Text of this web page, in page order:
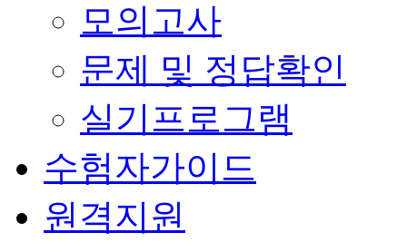
모의고사
문제 및 정답확인
실기프로그램
수험자가이드
원격지원